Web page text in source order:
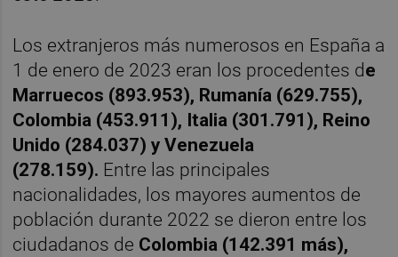
Los extranjeros más numerosos en España a
1 de enero de 2023 eran los procedentes de
Marruecos (893.953), Rumanía (629.755),
Colombia (453.911), Italia (301.791), Reino
Unido (284.037) y Venezuela
(278.159). Entre las principales
nacionalidades, los mayores aumentos de
población durante 2022 se dieron entre los
ciudadanos de Colombia (142.391 más),